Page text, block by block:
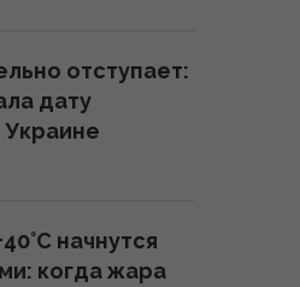
2026
2026
отступает:
дату
Украине
начнутся
когда жара